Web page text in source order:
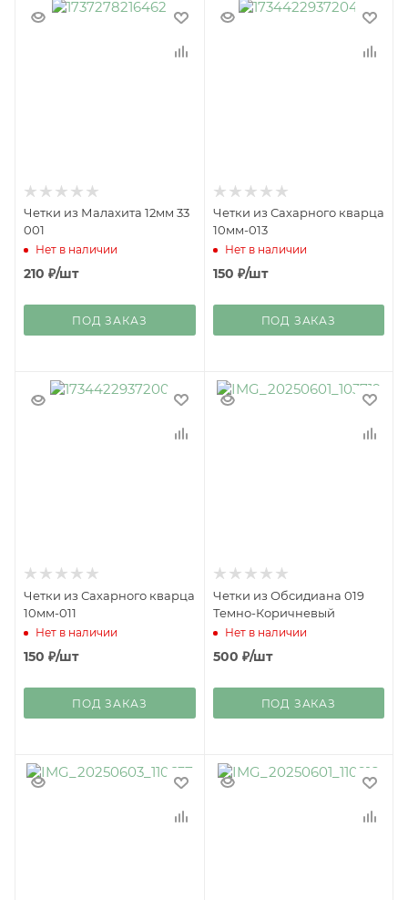
Четки из Малахита 12мм 33
001
Нет в наличии
210 ₽/шт
ПОД ЗАКАЗ
Четки из Сахарного кварца
10мм-013
Нет в наличии
150 ₽/шт
ПОД ЗАКАЗ
Четки из Сахарного кварца
10мм-011
Нет в наличии
150 ₽/шт
ПОД ЗАКАЗ
Четки из Обсидиана 019
Темно-Коричневый
Нет в наличии
500 ₽/шт
ПОД ЗАКАЗ